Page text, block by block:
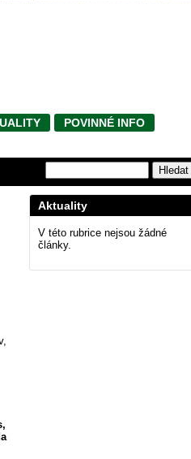
POVINNÉ INFO
Aktuality
V této rubrice nejsou žádné
články.